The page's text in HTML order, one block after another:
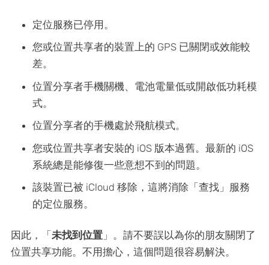
定位服務已停用。
您或位置共享者的裝置上的 GPS 已關閉或效能較
差。
位置分享者手機關機、電池電量低或開啟低功耗模
式。
位置分享者的手機處於飛航模式。
您或位置共享者安裝的 iOS 版本過舊。最新的 iOS
系統總是能修復一些意想不到的問題。
該裝置已被 iCloud 移除，這將消除「查找」服務
的定位服務。
因此，「 未找到位置」。請不要誤以為你的朋友關閉了
位置共享功能。不用擔心，這個問題很容易解決。